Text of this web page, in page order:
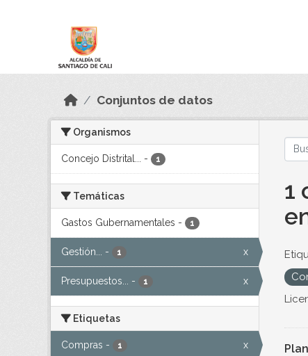
Conjuntos de datos
Organismos
Concejo Distrital... - 1
Temáticas
Gastos Gubernamentales - 1
Gestión... - 1 x
Presupuestos... - 1 x
Etiquetas
Compras - 1 x
1